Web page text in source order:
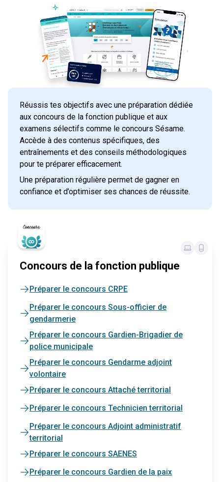
Réussis tes objectifs avec une préparation dédiée
aux concours de la fonction publique et aux
examens sélectifs comme le concours Sésame.
Accède à des contenus spécifiques, des
entraînements et des conseils méthodologiques
pour te préparer efficacement.
Une préparation régulière permet de gagner en
confiance et d’optimiser ses chances de réussite.
Concours de la fonction publique
Préparer le concours CRPE
Préparer le concours Sous-officier de
gendarmerie
Préparer le concours Gardien-Brigadier de
police municipale
Préparer le concours Gendarme adjoint
volontaire
Préparer le concours Attaché territorial
Préparer le concours Technicien territorial
Préparer le concours Adjoint administratif
territorial
Préparer le concours SAENES
Préparer le concours Gardien de la paix